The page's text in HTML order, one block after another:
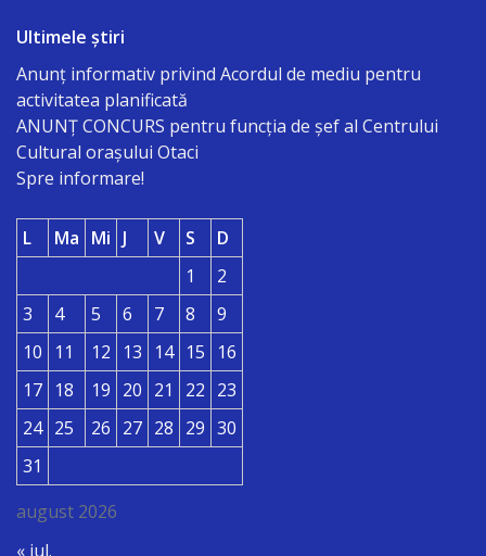
Ultimele știri
Anunț informativ privind Acordul de mediu pentru
activitatea planificată
ANUNŢ CONCURS pentru funcţia de şef al Centrului
Cultural oraşului Otaci
Spre informare!
august 2026
L Ma Mi J V S
D
1
2
3
4 5 6 7 8
9
10
11 12 13 14 15
16
17 18 19 20 21 22 23
24 25 26 27 28 29 30
31
« iul.